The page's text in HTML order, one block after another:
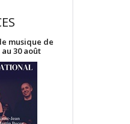
musique de
30 août